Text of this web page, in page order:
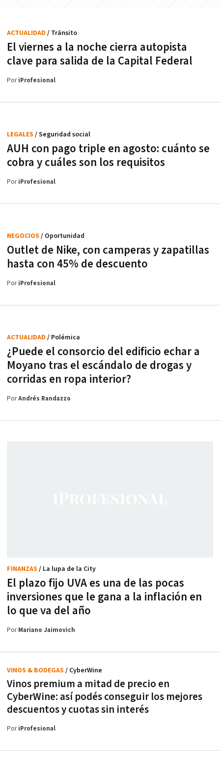
El viernes a la noche cierra autopista
clave para salida de la Capital Federal
ACTUALIDAD / Tránsito
PoriProfesional
AUH con pago triple en agosto: cuánto se
cobra y cuáles son los requisitos
LEGALES / Seguridad social
PoriProfesional
Outlet de Nike, con camperas y zapatillas
hasta con 45% de descuento
NEGOCIOS / Oportunidad
PoriProfesional
¿Puede el consorcio del edificio echar a
Moyano tras el escándalo de drogas y
corridas en ropa interior?
ACTUALIDAD / Polémica
PorAndrés Randazzo
El plazo fijo UVA es una de las pocas
inversiones que le gana a la inflación en
lo que va del año
FINANZAS / La lupa de la City
PorMariano Jaimovich
Vinos premium a mitad de precio en
CyberWine: así podés conseguir los mejores
descuentos y cuotas sin interés
VINOS & BODEGAS / CyberWine
PoriProfesional